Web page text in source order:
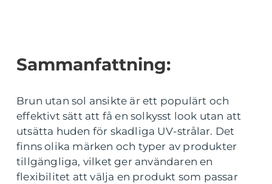
Sammanfattning:
Brun utan sol ansikte är ett populärt och
effektivt sätt att få en solkysst look utan att
utsätta huden för skadliga UV-strålar. Det
finns olika märken och typer av produkter
tillgängliga, vilket ger användaren en
flexibilitet att välja en produkt som passar